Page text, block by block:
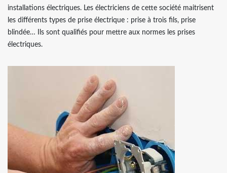
installations électriques. Les électriciens de cette société maitrisent
les différents types de prise électrique : prise à trois fils, prise
blindée… Ils sont qualifiés pour mettre aux normes les prises
électriques.